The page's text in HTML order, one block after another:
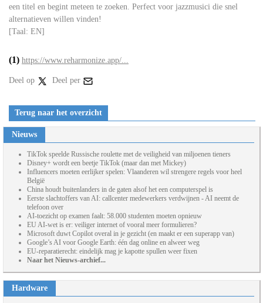
een titel en begint meteen te zoeken. Perfect voor jazzmusici die snel
alternatieven willen vinden!
[Taal: EN]
(1) https://www.reharmonize.app/...
Deel op Deel per
Terug naar het overzicht
Nieuws
TikTok speelde Russische roulette met de veiligheid van miljoenen tieners
Disney+ wordt een beetje TikTok (maar dan met Mickey)
Influencers moeten eerlijker spelen: Vlaanderen wil strengere regels voor heel
België
China houdt buitenlanders in de gaten alsof het een computerspel is
Eerste slachtoffers van AI: callcenter medewerkers verdwijnen - AI neemt de
telefoon over
AI-toezicht op examen faalt: 58.000 studenten moeten opnieuw
EU AI-wet is er: veiliger internet of vooral meer formulieren?
Microsoft duwt Copilot overal in je gezicht (en maakt er een superapp van)
Google’s AI voor Google Earth: één dag online en alweer weg
EU-reparatierecht: eindelijk mag je kapotte spullen weer fixen
Naar het Nieuws-archief...
Hardware